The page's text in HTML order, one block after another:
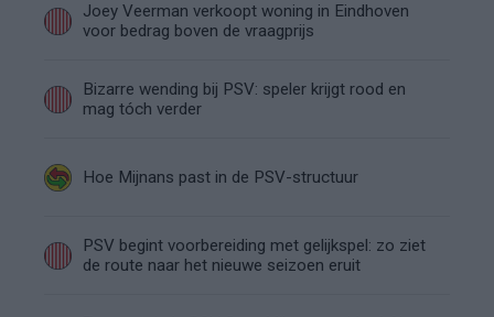
Joey Veerman verkoopt woning in Eindhoven
voor bedrag boven de vraagprijs
Bizarre wending bij PSV: speler krijgt rood en
mag tóch verder
Hoe Mijnans past in de PSV-structuur
PSV begint voorbereiding met gelijkspel: zo ziet
de route naar het nieuwe seizoen eruit